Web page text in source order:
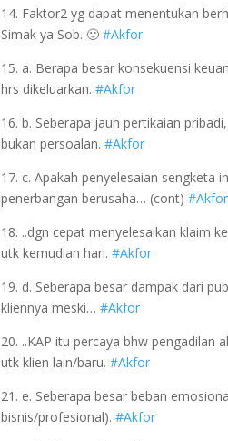
14. Faktor2 yg dapat menentukan
Simak ya Sob. 🙂#Akfor
15. a. Berapa besar konsekuensi
hrs dikeluarkan.#Akfor
16. b. Seberapa jauh pertikaian
bukan persoalan.#Akfor
17. c. Apakah penyelesaian sengketa
penerbangan berusaha… (cont)#Akfor
18. ..dgn cepat menyelesaikan klaim
utk kemudian hari.#Akfor
19. d. Seberapa besar dampak dari
kliennya meski…#Akfor
20. ..KAP itu percaya bhw pengadilan
utk klien lain/baru.#Akfor
21. e. Seberapa besar beban
bisnis/profesional).#Akfor